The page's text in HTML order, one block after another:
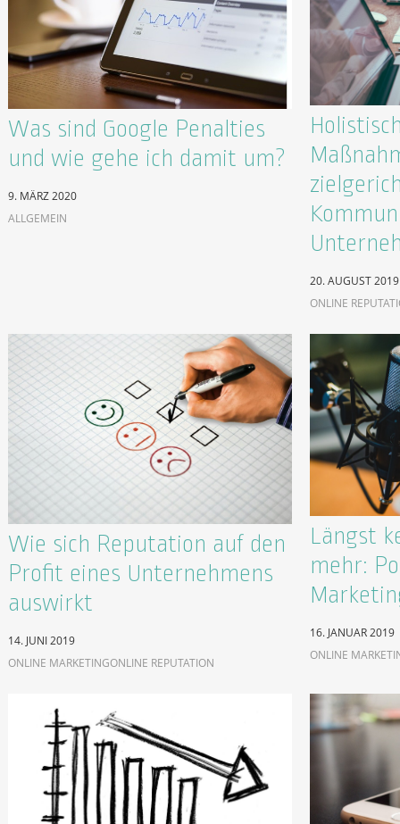
Was sind Google Penalties
und wie gehe ich damit um?
9. MÄRZ 2020
ALLGEMEIN
20. AUGUST 2019
ONLINE
Wie sich Reputation auf den
Profit eines Unternehmens
auswirkt
14. JUNI 2019
ONLINE MARKETINGONLINE REPUTATION
Längst
mehr:
16. JANUAR 2019
ONLINE